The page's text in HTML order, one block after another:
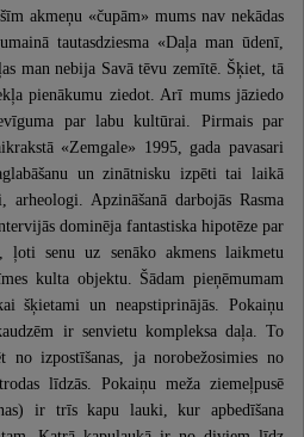
akmeņu «čupām» mums nav nekādas
tautasdziesma «Daļa man ūdenī,
man nebija Savā tēvu zemītē. Šķiet, tā
pienākumu ziedot. Arī mums jāziedo
par labu kultūrai. Pirmais par
«Zemgale» 1995, gada pavasari
un zinātnisku izpēti tai laikā
arheologi. Apzināšanā darbojās Rasma
dominēja fantastiska hipotēze par
ļoti senu uz senāko akmens laikmetu
kulta objektu. Šādam pieņēmumam
šķietami un neapstiprinājās. Pokaiņu
ir senvietu kompleksa daļa. To
no izpostīšanas, ja norobežosimies no
līdzās. Pokaiņu meža ziemeļpusē
ir trīs kapu lauki, kur apbedīšana